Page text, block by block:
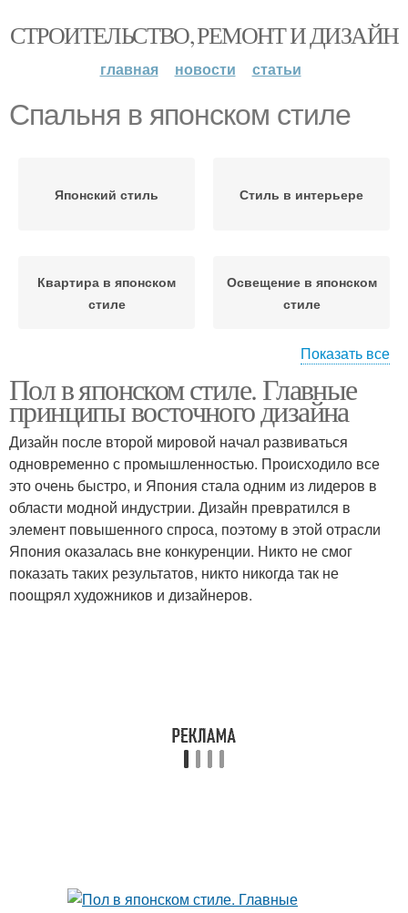
СТРОИТЕЛЬСТВО, РЕМОНТ И ДИЗАЙН
главная новости статьи
Спальня в японском стиле
Японский стиль Стиль в интерьере
Квартира в японском
стиле
Освещение в японском
стиле
Дом в японском стиле Кухня в японском стиле
Мебель в японском
стиле
Японский дизайн
Показать все
Пол в японском стиле. Главные
принципы восточного дизайна
Дизайн после второй мировой начал развиваться
одновременно с промышленностью. Происходило все
это очень быстро, и Япония стала одним из лидеров в
области модной индустрии. Дизайн превратился в
элемент повышенного спроса, поэтому в этой отрасли
Япония оказалась вне конкуренции. Никто не смог
показать таких результатов, никто никогда так не
поощрял художников и дизайнеров.